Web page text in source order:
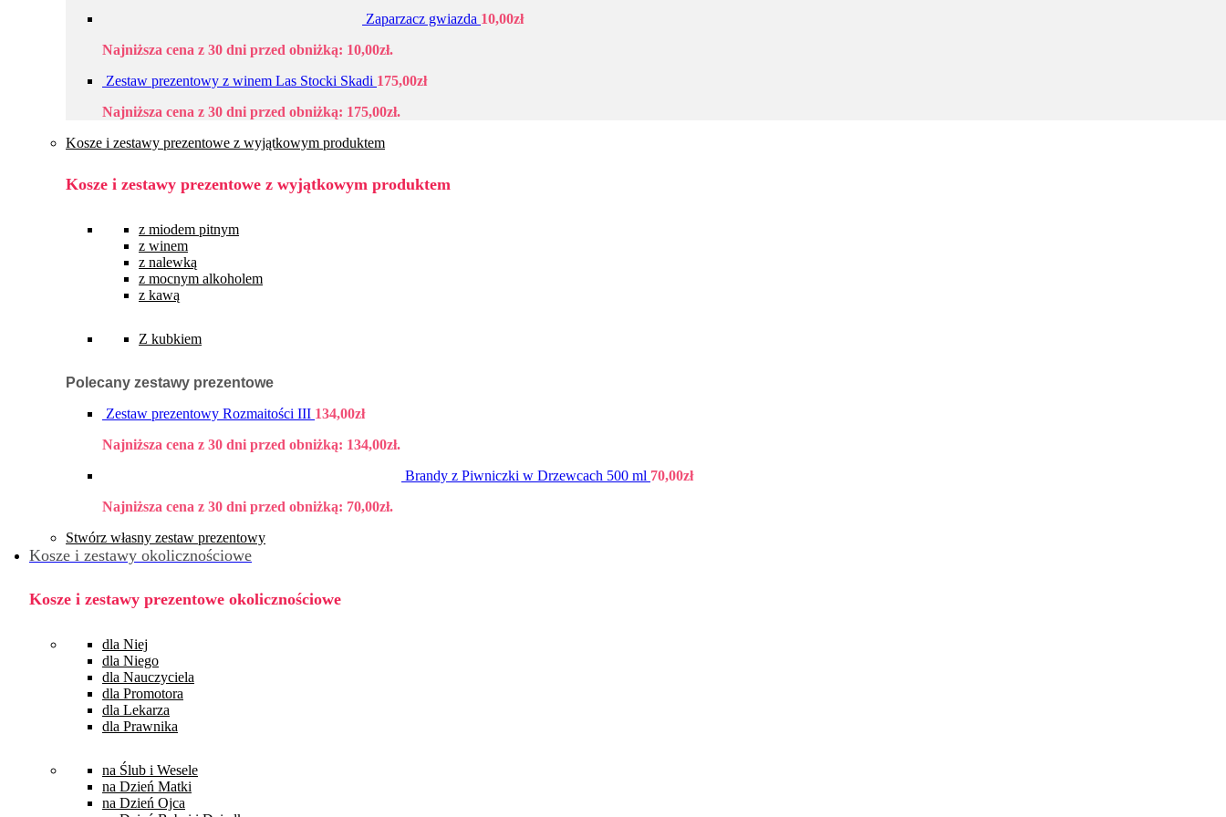
Zaparzacz gwiazda 10,00zł
Najniższa cena z 30 dni przed obniżką: 10,00zł.
Zestaw prezentowy z winem Las Stocki Skadi 175,00zł
Najniższa cena z 30 dni przed obniżką: 175,00zł.
Kosze i zestawy prezentowe z wyjątkowym produktem
Kosze i zestawy prezentowe z wyjątkowym produktem
z miodem pitnym
z winem
z nalewką
z mocnym alkoholem
z kawą
Z kubkiem
Polecany zestawy prezentowe
Zestaw prezentowy Rozmaitości III 134,00zł
Najniższa cena z 30 dni przed obniżką: 134,00zł.
Brandy z Piwniczki w Drzewcach 500 ml 70,00zł
Najniższa cena z 30 dni przed obniżką: 70,00zł.
Stwórz własny zestaw prezentowy
Kosze i zestawy okolicznościowe
Kosze i zestawy prezentowe okolicznościowe
dla Niej
dla Niego
dla Nauczyciela
dla Promotora
dla Lekarza
dla Prawnika
na Ślub i Wesele
na Dzień Matki
na Dzień Ojca